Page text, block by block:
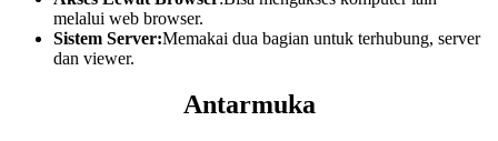
melalui web browser.
Sistem Server:Memakai dua bagian untuk terhubung, server
dan viewer.
Antarmuka